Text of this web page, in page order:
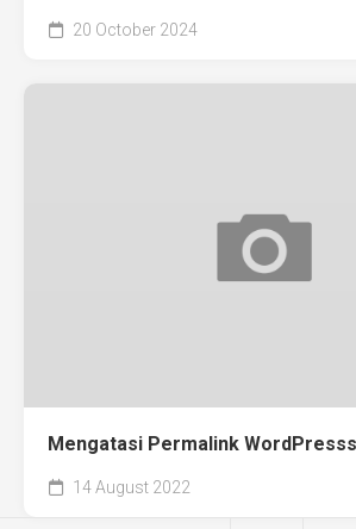
20 October 2024
Mengatasi Permalink
14 August 2022